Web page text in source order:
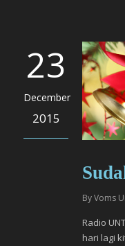
23
December
2015
ByVoms
Radio
hari lagi